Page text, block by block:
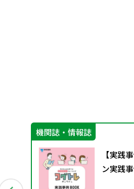
機関誌・情報誌
【実践
ン実践